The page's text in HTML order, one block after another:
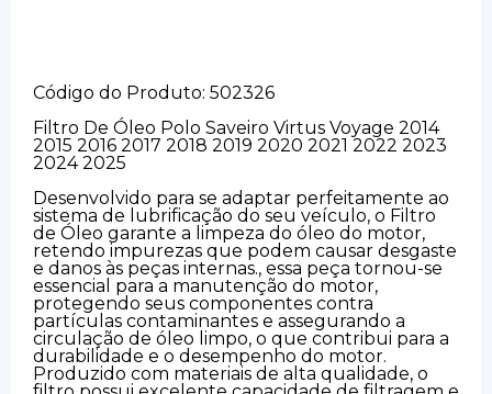
Código do Produto: 502326
Filtro De Óleo Polo Saveiro Virtus Voyage 2014
2015 2016 2017 2018 2019 2020 2021 2022 2023
2024 2025
Desenvolvido para se adaptar perfeitamente ao
sistema de lubrificação do seu veículo, o Filtro
de Óleo garante a limpeza do óleo do motor,
retendo impurezas que podem causar desgaste
e danos às peças internas., essa peça tornou-se
essencial para a manutenção do motor,
protegendo seus componentes contra
partículas contaminantes e assegurando a
circulação de óleo limpo, o que contribui para a
durabilidade e o desempenho do motor.
Produzido com materiais de alta qualidade, o